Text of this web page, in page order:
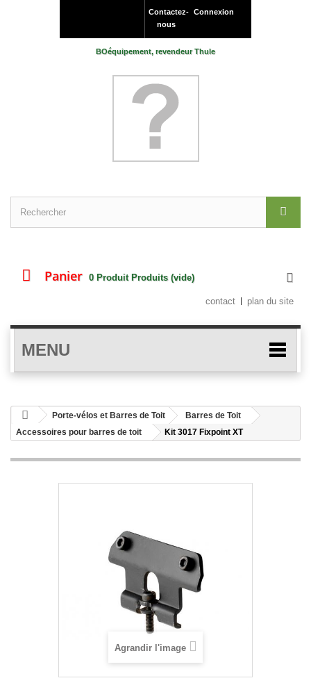
Connexion
Contactez-
nous
BOéquipement, revendeur Thule
Panier 0 Produit Produits (vide)
contact plan du site
MENU
Porte-vélos et Barres de Toit
Barres de Toit
Accessoires pour barres de toit
Kit 3017 Fixpoint XT
Agrandir l'image